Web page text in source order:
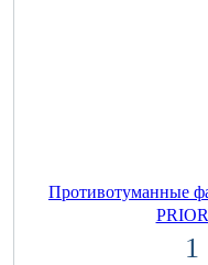
Противотуманные
1